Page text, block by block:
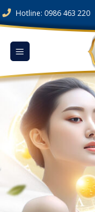
Skip
to
Hotline: 0986 463 220